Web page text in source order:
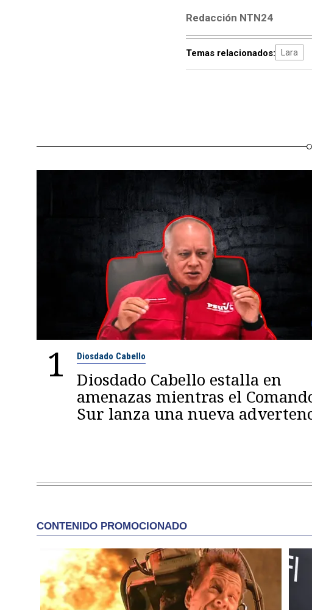
Redacción NTN24
Temas relacionados: Lara
1 Diosdado Cabello
Diosdado Cabello estalla en
amenazas mientras el
Sur lanza una nueva